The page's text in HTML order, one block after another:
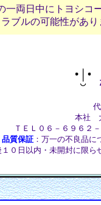
一両日中にトヨシコ
ブルの可能性があ
本社
ＴＥＬ０６－６９６２
品質保証 ：万一の不良品
０日以内・未開封に限